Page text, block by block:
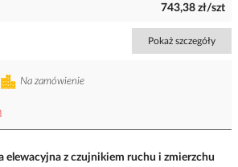
743,38 zł/szt
Pokaż szczegóły
Na zamówienie
elewacyjna z czujnikiem ruchu i zmierzchu